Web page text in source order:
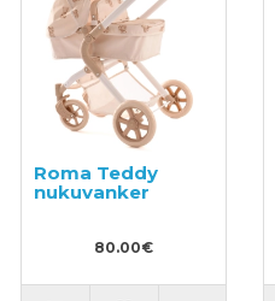
Roma Teddy
nukuvanker
80.00€